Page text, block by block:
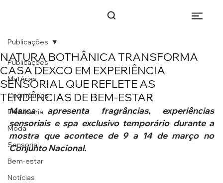
Publicações
Matérias
Cosméticos
Perfumaria
Moda
Sensorial
Bem-estar
Notícias
Publicações
NATURA BOTHÂNICA TRANSFORMA
CASA DEXCO EM EXPERIÊNCIA
SENSORIAL QUE REFLETE AS
TENDÊNCIAS DE BEM-ESTAR
Marca apresenta fragrâncias, experiências
sensoriais e spa exclusivo temporário durante a
mostra que acontece de 9 a 14 de março no
Conjunto Nacional.